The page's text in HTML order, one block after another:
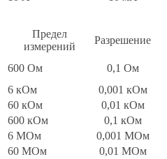
Предел
измерений
Разрешение
600 Ом 0,1 Ом
6 кОм
0,001 кОм
60 кОм
0,01 кОм
600 кОм
0,1 кОм
6 МОм
0,001 МОм
60 МОм
0,01 МОм